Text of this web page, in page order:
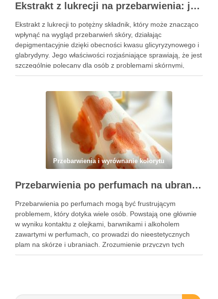
Ekstrakt z lukrecji na przebarwienia: jak działa i kiedy warto go stosować w pielęgnacji skóry
Ekstrakt z lukrecji to potężny składnik, który może znacząco
wpłynąć na wygląd przebarwień skóry, działając
depigmentacyjnie dzięki obecności kwasu glicyryzynowego i
glabrydyny. Jego właściwości rozjaśniające sprawiają, że jest
szczególnie polecany dla osób z problemami skórnymi,
takimi jak przebarwienia czy zmiany potrądzikowe. Warto
Przebarwienia i wyrównanie kolorytu
Przebarwienia po perfumach na ubraniach i skórze: przyczyny, usuwanie i zapobieganie błędom
Przebarwienia po perfumach mogą być frustrującym
problemem, który dotyka wiele osób. Powstają one głównie
w wyniku kontaktu z olejkami, barwnikami i alkoholem
zawartymi w perfumach, co prowadzi do nieestetycznych
plam na skórze i ubraniach. Zrozumienie przyczyn tych
przebarwień jest kluczowe, aby skutecznie im zapobiegać i